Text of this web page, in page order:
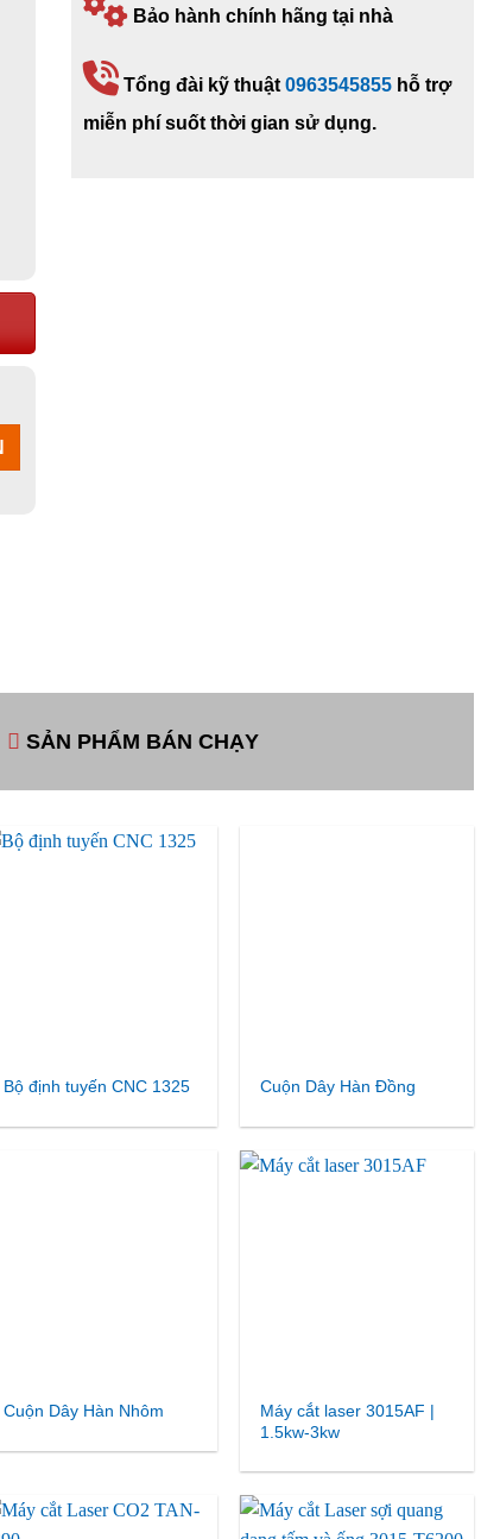
Bảo hành chính hãng tại nhà
Tổng đài kỹ thuật 0963545855hỗ trợ
miễn phí suốt thời gian sử dụng.
SẢN PHẨM BÁN CHẠY
Bộ định tuyến CNC 1325 Cuộn Dây Hàn Đồng
Cuộn Dây Hàn Nhôm
Máy cắt laser 3015AF |
1.5kw-3kw